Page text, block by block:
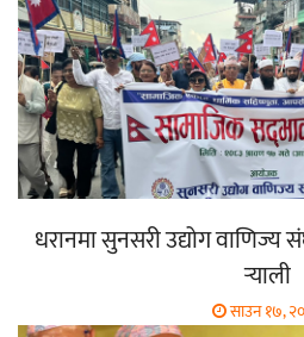
धरानमा सुनसरी उद्योग वाणिज्य
र्‍याली
साउन १७,